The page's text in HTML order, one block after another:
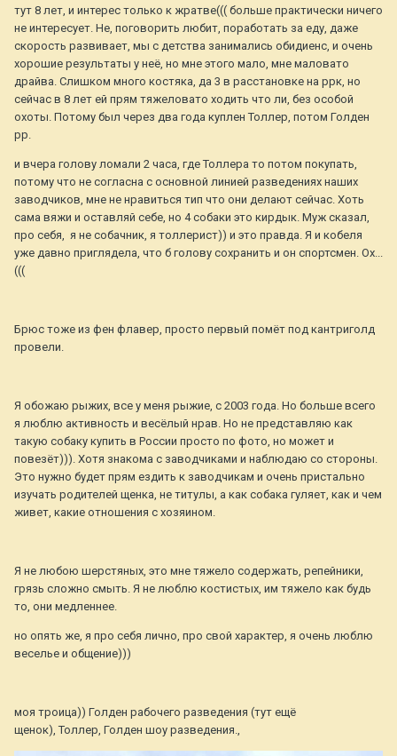
Шафран из Столицы Урала
У Леди Юли бывают рыжики, но раз она комментирует и
молчит, видимо сейчас их нет)
тут 8 лет, и интерес только к жратве((( больше практически ничего
не интересует. Не, поговорить любит, поработать за еду, даже
скорость развивает, мы с детства занимались обидиенс, и очень
хорошие результаты у неё, но мне этого мало, мне маловато
драйва. Слишком много костяка, да 3 в расстановке на ррк, но
сейчас в 8 лет ей прям тяжеловато ходить что ли, без особой
охоты. Потому был через два года куплен Толлер, потом Голден
рр.
и вчера голову ломали 2 часа, где Толлера то потом покупать,
потому что не согласна с основной линией разведениях наших
заводчиков, мне не нравиться тип что они делают сейчас. Хоть
сама вяжи и оставляй себе, но 4 собаки это кирдык. Муж сказал,
про себя, я не собачник, я толлерист)) и это правда. Я и кобеля
уже давно приглядела, что б голову сохранить и он спортсмен. Ох...
(((
Брюс тоже из фен флавер, просто первый помёт под кантриголд
провели.
Я обожаю рыжих, все у меня рыжие, с 2003 года. Но больше всего
я люблю активность и весёлый нрав. Но не представляю как
такую собаку купить в России просто по фото, но может и
повезёт))). Хотя знакома с заводчиками и наблюдаю со стороны.
Это нужно будет прям ездить к заводчикам и очень пристально
изучать родителей щенка, не титулы, а как собака гуляет, как и чем
живет, какие отношения с хозяином.
Я не любою шерстяных, это мне тяжело содержать, репейники,
грязь сложно смыть. Я не люблю костистых, им тяжело как будь
то, они медленнее.
но опять же, я про себя лично, про свой характер, я очень люблю
веселье и общение)))
моя троица)) Голден рабочего разведения (тут ещё
щенок), Толлер, Голден шоу разведения.,